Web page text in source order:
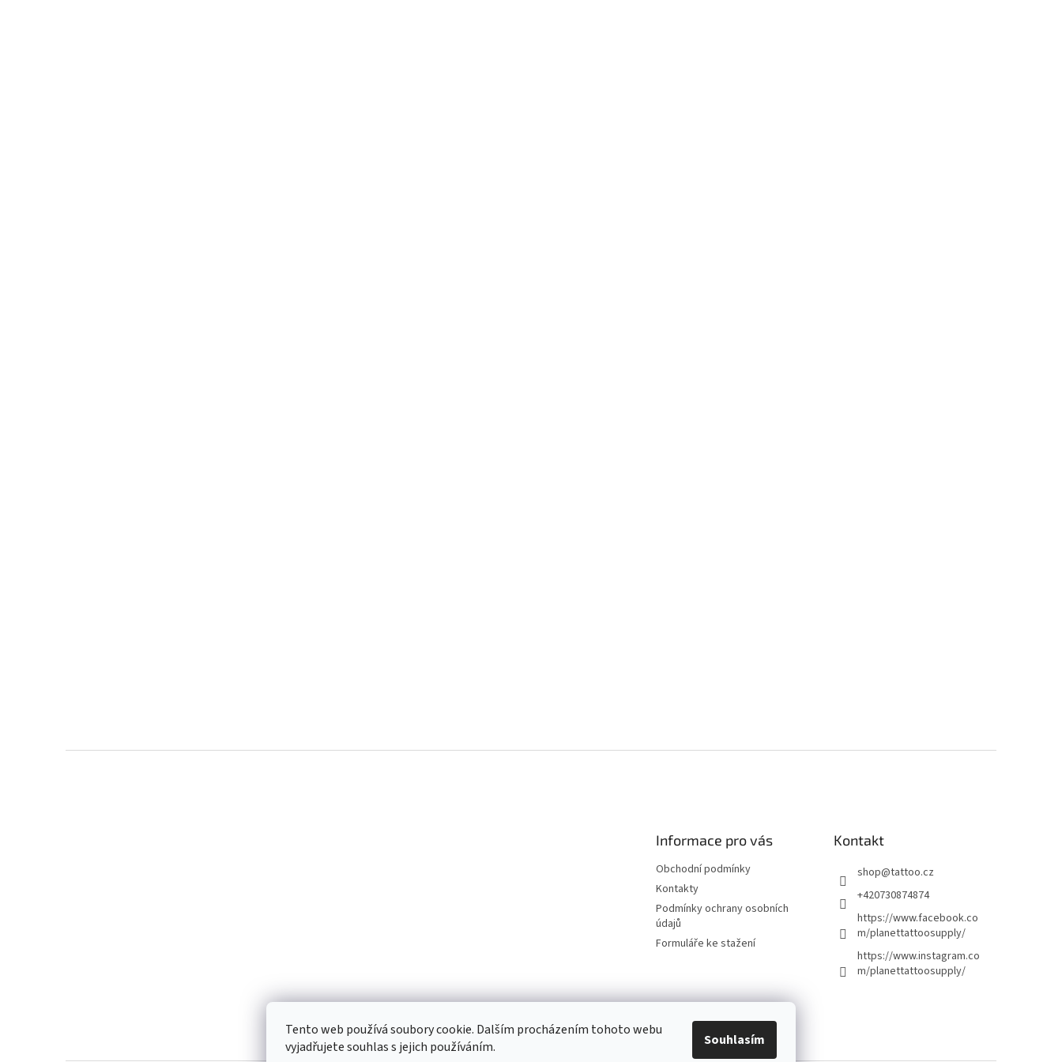
Tento web používá soubory cookie. Dalším procházením tohoto webu
vyjadřujete souhlas s jejich používáním.
Souhlasím
Informace pro vás
Obchodní podmínky
Kontakty
Podmínky ochrany osobních
údajů
Formuláře ke stažení
Kontakt
shop@tattoo.cz
+420730874874
https://www.facebook.co
m/planettattoosupply/
https://www.instagram.co
m/planettattoosupply/
│Platební brána │ Naše tetovací studio │